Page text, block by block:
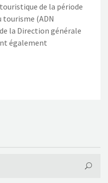
de la période
tourisme (ADN
la Direction générale
également